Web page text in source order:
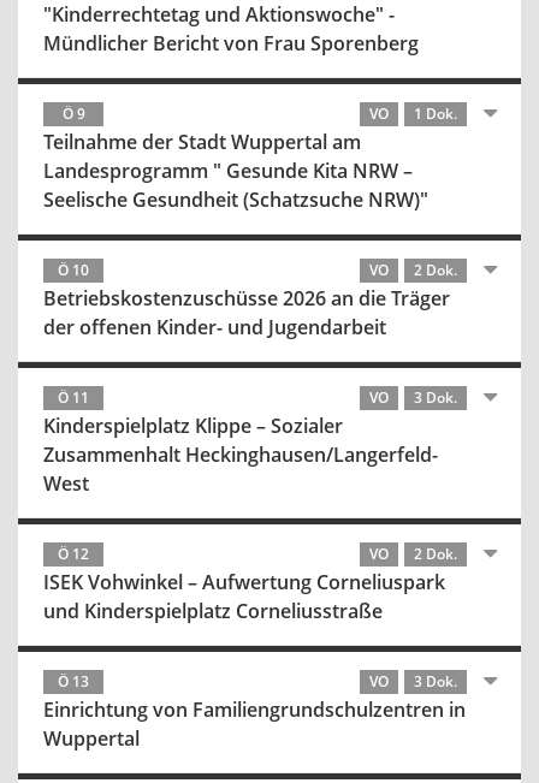
"Kinderrechtetag und Aktionswoche" -
Mündlicher Bericht von Frau Sporenberg
Ö 9 VO 1 Dok.
Teilnahme der Stadt Wuppertal am
Landesprogramm " Gesunde Kita NRW –
Seelische Gesundheit (Schatzsuche NRW)"
Ö 10 VO 2 Dok.
Betriebskostenzuschüsse 2026 an die Träger
der offenen Kinder- und Jugendarbeit
Ö 11 VO 3 Dok.
Kinderspielplatz Klippe – Sozialer
Zusammenhalt Heckinghausen/Langerfeld-
West
Ö 12 VO 2 Dok.
ISEK Vohwinkel – Aufwertung Corneliuspark
und Kinderspielplatz Corneliusstraße
Ö 13 VO 3 Dok.
Einrichtung von Familiengrundschulzentren in
Wuppertal